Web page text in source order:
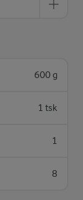
600 g
1 tsk
1
8